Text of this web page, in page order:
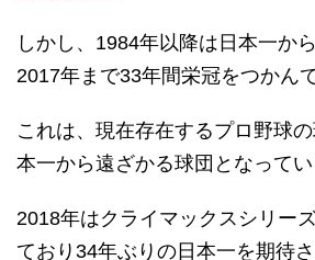
しかし、1984年以降は日本一か
2017年まで33年間栄冠をつかん
これは、現在存在するプロ野球
本一から遠ざかる球団となってい
2018年はクライマックスシリー
ており34年ぶりの日本一を期待さ